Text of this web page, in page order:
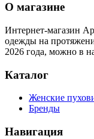
О магазине
Интернет-магазин
одежды на
2026 года, можно в
Каталог
Женские
Бренды
Навигация